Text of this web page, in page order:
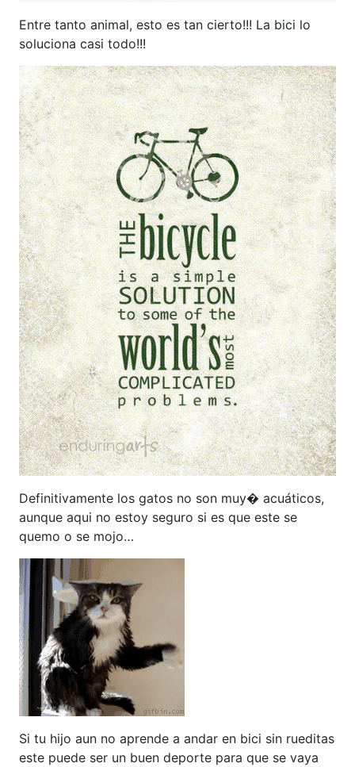
Entre tanto animal, esto es tan cierto!!! La bici lo
soluciona casi todo!!!
Definitivamente los gatos no son muy� acuáticos,
aunque aqui no estoy seguro si es que este se
quemo o se mojo…
Si tu hijo aun no aprende a andar en bici sin rueditas
este puede ser un buen deporte para que se vaya